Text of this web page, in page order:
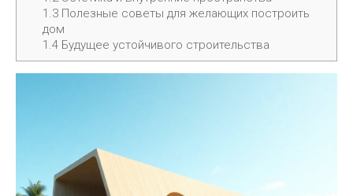
1.3Полезные советы для желающих построить
дом
1.4Будущее устойчивого строительства